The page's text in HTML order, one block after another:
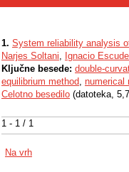
1 - 1 / 1
1. System reliability analysis
Narjes Soltani, Ignacio
Ključne besede: double-
equilibrium method, numerical
Celotno besedilo (datoteka,
Na vrh